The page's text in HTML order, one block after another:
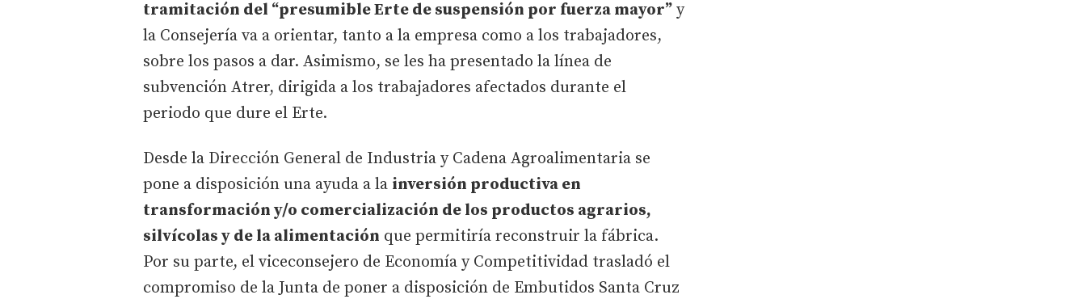
tramitación del “presumible Erte de suspensión por fuerza mayor” y
la Consejería va a orientar, tanto a la empresa como a los trabajadores,
sobre los pasos a dar. Asimismo, se les ha presentado la línea de
subvención Atrer, dirigida a los trabajadores afectados durante el
periodo que dure el Erte.
Desde la Dirección General de Industria y Cadena Agroalimentaria se
pone a disposición una ayuda a la inversión productiva en
transformación y/o comercialización de los productos agrarios,
silvícolas y de la alimentación que permitiría reconstruir la fábrica.
Por su parte, el viceconsejero de Economía y Competitividad trasladó el
compromiso de la Junta de poner a disposición de Embutidos Santa Cruz